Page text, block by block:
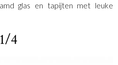
glas en tapijten met leuke
1/4